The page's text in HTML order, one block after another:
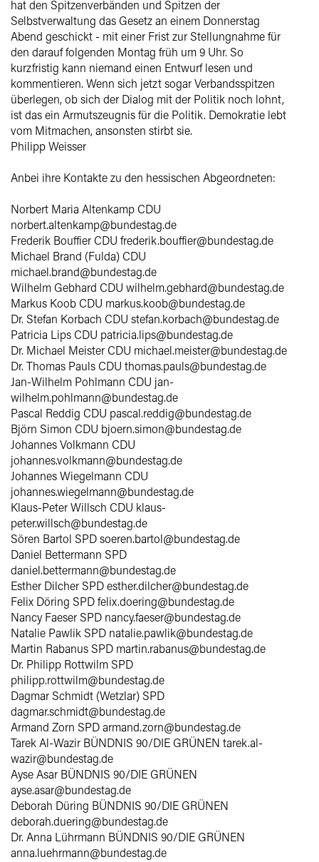
hat den Spitzenverbänden und Spitzen der
Selbstverwaltung das Gesetz an einem Donnerstag
Abend geschickt - mit einer Frist zur Stellungnahme für
den darauf folgenden Montag früh um 9 Uhr. So
kurzfristig kann niemand einen Entwurf lesen und
kommentieren. Wenn sich jetzt sogar Verbandsspitzen
überlegen, ob sich der Dialog mit der Politik noch lohnt,
ist das ein Armutszeugnis für die Politik. Demokratie lebt
vom Mitmachen, ansonsten stirbt sie.
Philipp Weisser
Anbei ihre Kontakte zu den hessischen Abgeordneten:
Norbert Maria Altenkamp CDU
norbert.altenkamp@bundestag.de
Frederik Bouffier CDU frederik.bouffier@bundestag.de
Michael Brand (Fulda) CDU
michael.brand@bundestag.de
Wilhelm Gebhard CDU wilhelm.gebhard@bundestag.de
Markus Koob CDU markus.koob@bundestag.de
Dr. Stefan Korbach CDU stefan.korbach@bundestag.de
Patricia Lips CDU patricia.lips@bundestag.de
Dr. Michael Meister CDU michael.meister@bundestag.de
Dr. Thomas Pauls CDU thomas.pauls@bundestag.de
Jan-Wilhelm Pohlmann CDU jan-
wilhelm.pohlmann@bundestag.de
Pascal Reddig CDU pascal.reddig@bundestag.de
Björn Simon CDU bjoern.simon@bundestag.de
Johannes Volkmann CDU
johannes.volkmann@bundestag.de
Johannes Wiegelmann CDU
johannes.wiegelmann@bundestag.de
Klaus-Peter Willsch CDU klaus-
peter.willsch@bundestag.de
Sören Bartol SPD soeren.bartol@bundestag.de
Daniel Bettermann SPD
daniel.bettermann@bundestag.de
Esther Dilcher SPD esther.dilcher@bundestag.de
Felix Döring SPD felix.doering@bundestag.de
Nancy Faeser SPD nancy.faeser@bundestag.de
Natalie Pawlik SPD natalie.pawlik@bundestag.de
Martin Rabanus SPD martin.rabanus@bundestag.de
Dr. Philipp Rottwilm SPD
philipp.rottwilm@bundestag.de
Dagmar Schmidt (Wetzlar) SPD
dagmar.schmidt@bundestag.de
Armand Zorn SPD armand.zorn@bundestag.de
Tarek Al-Wazir BÜNDNIS 90/DIE GRÜNEN tarek.al-
wazir@bundestag.de
Ayse Asar BÜNDNIS 90/DIE GRÜNEN
ayse.asar@bundestag.de
Deborah Düring BÜNDNIS 90/DIE GRÜNEN
deborah.duering@bundestag.de
Dr. Anna Lührmann BÜNDNIS 90/DIE GRÜNEN
anna.luehrmann@bundestag.de